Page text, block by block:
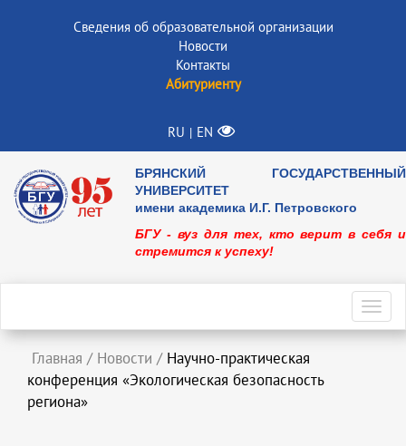
Сведения об образовательной организации
Новости
Контакты
Абитуриенту
RU | EN
БРЯНСКИЙ ГОСУДАРСТВЕННЫЙ
УНИВЕРСИТЕТ
имени академика И.Г. Петровского
БГУ - вуз для тех, кто верит в себя и
стремится к успеху!
Главная / Новости / Научно-практическая
конференция «Экологическая безопасность
региона»